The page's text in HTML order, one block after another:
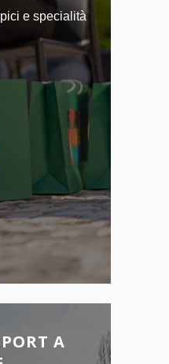
e specialità
A